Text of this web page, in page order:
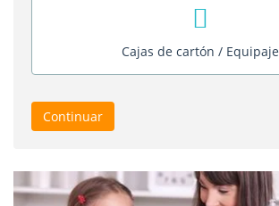
Cajas de cartón / Equipaje
Continuar